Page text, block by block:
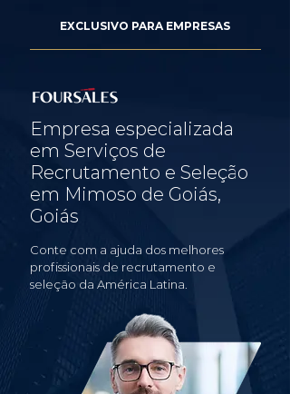
EXCLUSIVO PARA EMPRESAS
Empresa especializada
em Serviços de
Recrutamento e Seleção
em Mimoso de Goiás,
Goiás
Conte com a ajuda dos melhores
profissionais de recrutamento e
seleção da América Latina.